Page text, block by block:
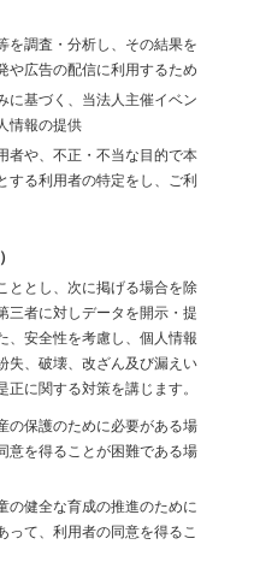
を調査・分析し、その結果を
や広告の配信に利用するため
に基づく、当法人主催イベン
情報の提供
者や、不正・不当な目的で本
する利用者の特定をし、ご利
ととし、次に掲げる場合を除
三者に対しデータを開示・提
、安全性を考慮し、個人情報
失、破壊、改ざん及び漏えい
に関する対策を講じます。
の保護のために必要がある場
意を得ることが困難である場
の健全な育成の推進のために
って、利用者の同意を得るこ